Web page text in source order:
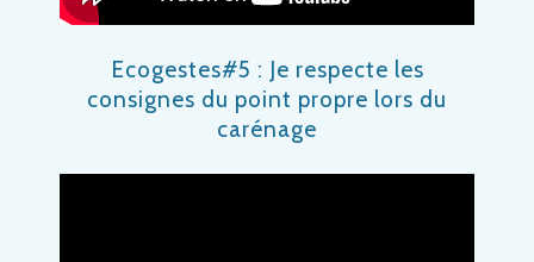
Ecogestes#5 : Je respecte les
consignes du point propre lors du
carénage